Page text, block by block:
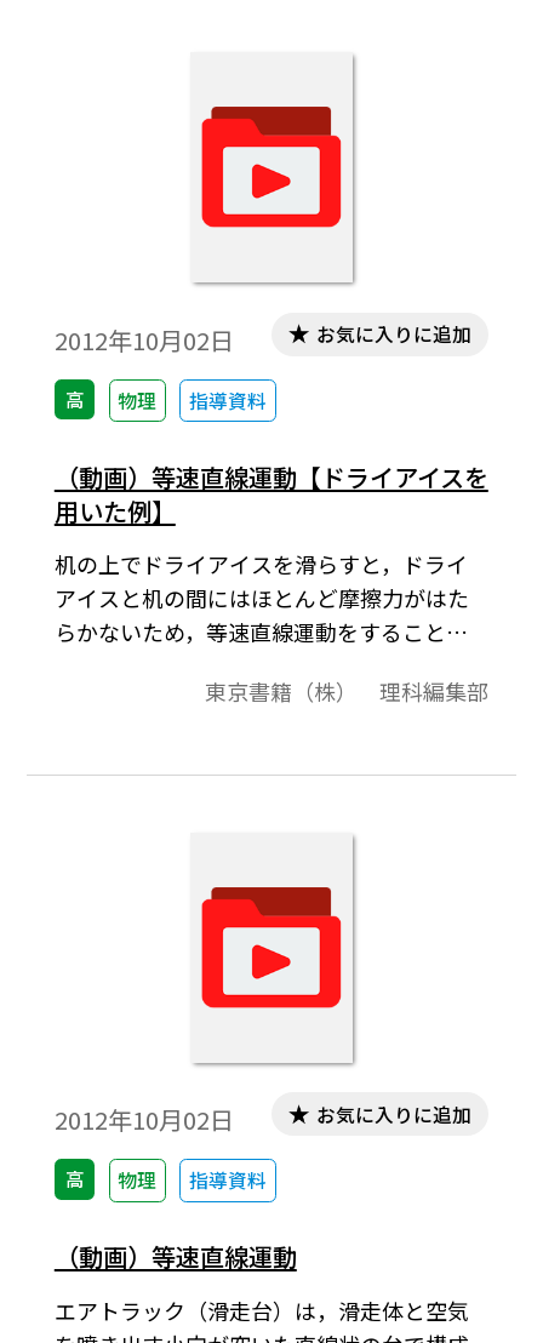
2012年10月02日
高 物理 指導資料
お気に入りに追加
（動画）等速直線運動【ドライアイスを
用いた例】
机の上でドライアイスを滑らすと，ドライ
アイスと机の間にはほとんど摩擦力がはた
らかないため，等速直線運動をすることが
東京書籍（株） 理科編集部
2012年10月02日
高 物理 指導資料
お気に入りに追加
（動画）等速直線運動
エアトラック（滑走台）は，滑走体と空気